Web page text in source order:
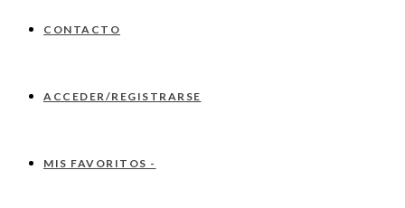
CONTACTO
ACCEDER/REGISTRARSE
MIS FAVORITOS -